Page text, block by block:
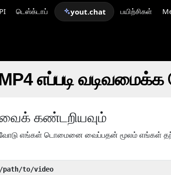
டெஸ்க்டாப் yout.chat பயிற்சிகள்
எப்படி
கண்டறியவும்
எங்கள் டொமைனை வைப்பதன் மூலம் எங்கள்
path/to/video